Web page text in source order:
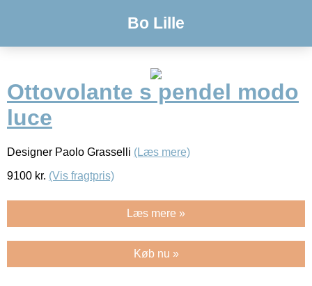
Bo Lille
Ottovolante s pendel modo
luce
Designer Paolo Grasselli (Læs mere)
9100 kr. (Vis fragtpris)
Læs mere »
Køb nu »